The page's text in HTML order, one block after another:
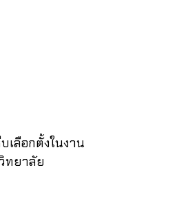
เลือกตั้งในงาน
ทยาลัย